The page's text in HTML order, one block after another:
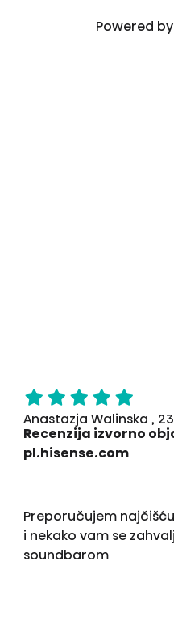
Powered by
Anastazja Walinska ,
Recenzija izvorno
pl.hisense.com
Preporučujem
i nekako vam se
soundbarom